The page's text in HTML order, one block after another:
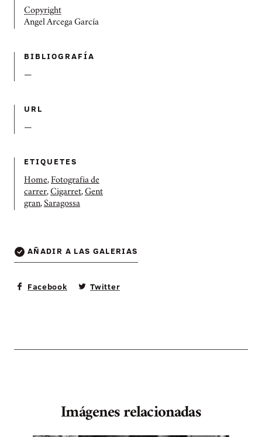
Copyright
Angel Arcega García
BIBLIOGRAFÍ­A
—
URL
—
ETIQUETES
Home, Fotografia de
carrer, Cigarret, Gent
gran, Saragossa
AÑADIR A LAS GALERIAS
Facebook Twitter
Imágenes relacionadas